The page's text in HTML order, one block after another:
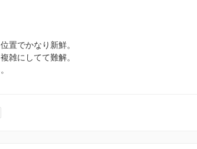
置でかなり新鮮。
雑にしてて難解。